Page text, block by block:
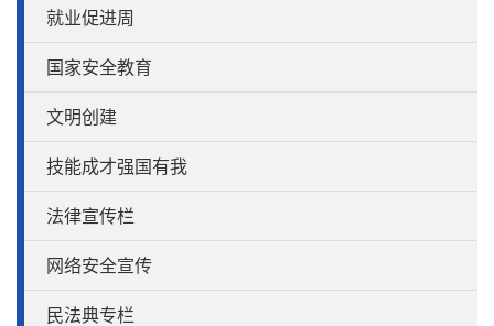
就业促进周
国家安全教育
文明创建
技能成才强国有我
法律宣传栏
网络安全宣传
民法典专栏